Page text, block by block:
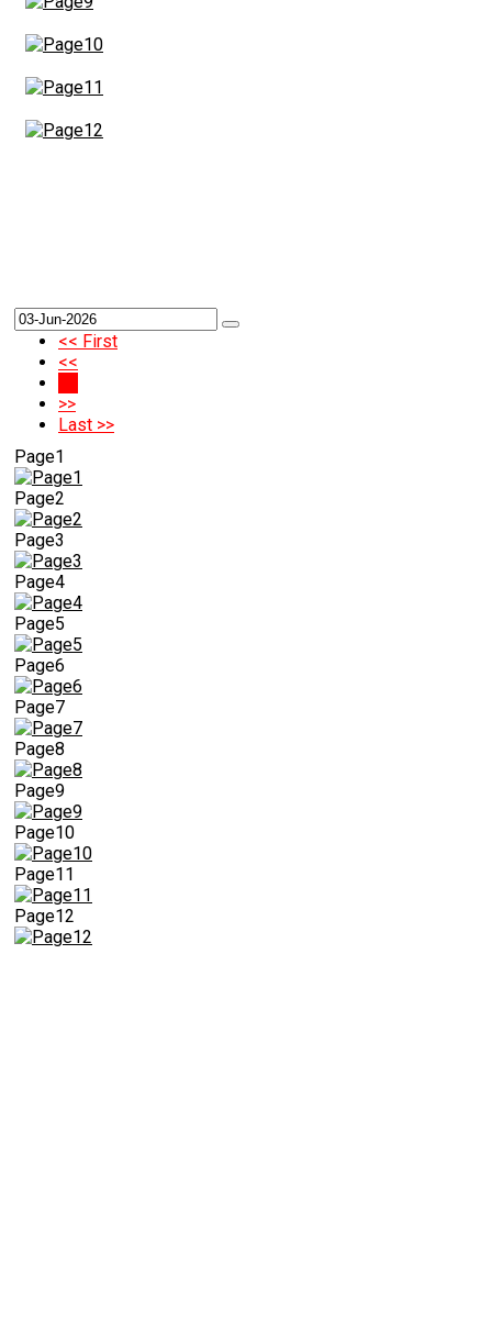
<< First
<<
>>
Last >>
Page1
Page2
Page3
Page4
Page5
Page6
Page7
Page8
Page9
Page10
Page11
Page12